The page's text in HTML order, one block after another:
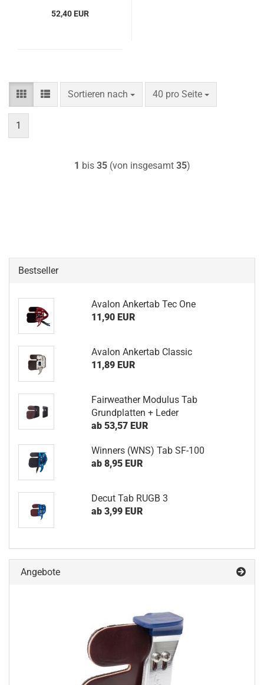
52,40 EUR
Sortieren nach
Sortieren nach 40 pro Seite
pro Seite
1
1 bis 35(von insgesamt 35)
Bestseller
Avalon Ankertab Tec One
11,90 EUR
Avalon Ankertab Classic
11,89 EUR
Fairweather Modulus Tab
Grundplatten + Leder
ab 53,57 EUR
Winners (WNS) Tab SF-100
ab 8,95 EUR
Decut Tab RUGB 3
ab 3,99 EUR
Angebote